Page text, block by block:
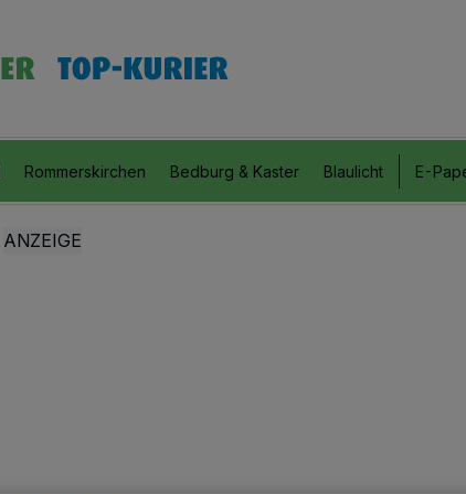
Rommerskirchen Bedburg & Kaster Blaulicht E-